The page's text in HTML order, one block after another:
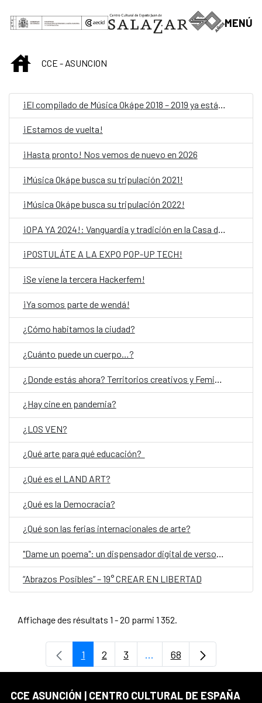
Saut au contenu principal
MENÚ
INICIOCCE - ASUNCION
¡Estamos de vuelta!
¡Hasta pronto! Nos vemos de nuevo en 2026
¡Música Okápe busca su tripulación 2021!
¡Música Okápe busca su tripulación 2022!
¡OPA YA 2024!: Vanguardia y tradición en la Casa del Bicentenario de las Artes Visuales
¡POSTULÁTE A LA EXPO POP-UP TECH!
¡Se viene la tercera Hackerfem!
¡Ya somos parte de wendá!
¿Cómo habitamos la ciudad?
¿Cuánto puede un cuerpo…?
¿Hay cine en pandemia?
¿LOS VEN?
¿Qué arte para qué educación?
¿Qué es el LAND ART?
¿Qué es la Democracia?
¿Qué son las ferias internacionales de arte?
"Dame un poema": un dispensador digital de versos, en el Día Mundial de la Poesía
“Abrazos Posibles” – 19° CREAR EN LIBERTAD
Affichage des résultats 1 - 20 parmi 1 352.
Page
1 Page
2 Page
3 ...Pages intermédiaires
Page
68
CCE ASUNCIÓN | CENTRO CULTURAL DE ESPAÑA